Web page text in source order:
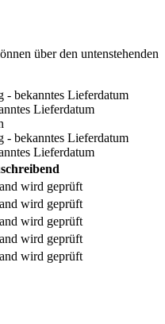
über den untenstehenden
- bekanntes Lieferdatum
Lieferdatum
- bekanntes Lieferdatum
Lieferdatum
wird geprüft
wird geprüft
wird geprüft
wird geprüft
wird geprüft